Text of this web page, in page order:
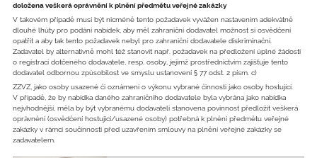
doložena veškerá oprávnění k plnění předmětu veřejné zakázky
V takovém případě musí být nicméně tento požadavek vyvážen nastavením adekvátně
dlouhé lhůty pro podání nabídek, aby měl zahraniční dodavatel možnost si osvědčení
opatřit a aby tak tento požadavek nebyl pro zahraniční dodavatele diskriminační.
Zadavatel by alternativně mohl též stanovit např. požadavek na předložení úplné žádosti
o registraci dotčeného dodavatele, resp. osoby, jejímž prostřednictvím zajišťuje tento
dodavatel odbornou způsobilost ve smyslu ustanovení § 77 odst. 2 písm. c)
ZZVZ, jako osoby usazené či oznámení o výkonu vybrané činnosti jako osoby hostující.
V případě, že by nabídka daného zahraničního dodavatele byla vybrána jako nabídka
nejvhodnější, měla by být vybranému dodavateli stanovena povinnost předložit veškerá
oprávnění (osvědčení hostující/usazené osoby) potřebná k plnění předmětu veřejné
zakázky v rámci součinnosti před uzavřením smlouvy na plnění veřejné zakázky se
zadavatelem.